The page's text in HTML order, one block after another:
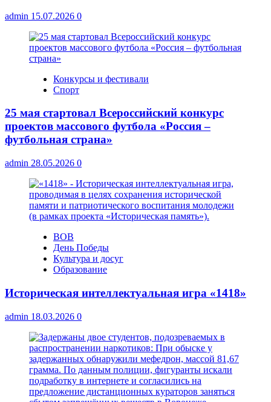
admin 15.07.2026 0
Конкурсы и фестивали
Спорт
25 мая стартовал Всероссийский конкурс
проектов массового футбола «Россия –
футбольная страна»
admin 28.05.2026 0
ВОВ
День Победы
Культура и досуг
Образование
Историческая интеллектуальная игра «1418»
admin 18.03.2026 0